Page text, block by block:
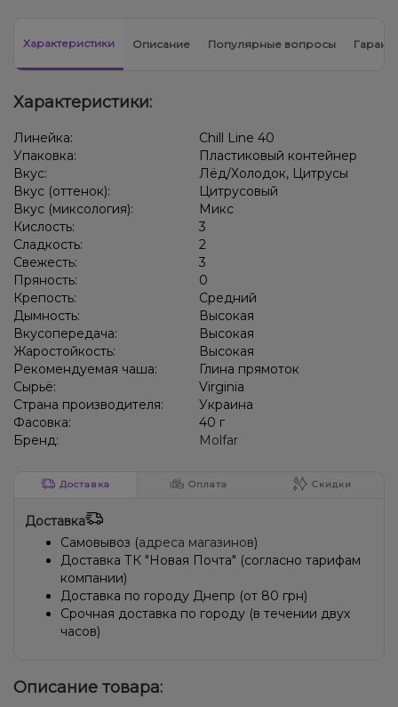
Характеристики Описание Популярные вопросы
Характеристики:
Линейка:
Chill Line 40
Упаковка:
Пластиковый контейнер
Вкус:
Лёд/Холодок, Цитрусы
Вкус (оттенок):
Цитрусовый
Вкус (миксология):
Микс
Кислость:
3
Сладкость:
2
Свежесть:
3
Пряность:
0
Крепость:
Средний
Дымность:
Высокая
Вкусопередача:
Высокая
Жаростойкость:
Высокая
Рекомендуемая чаша:
Глина прямоток
Сырьё:
Virginia
Страна производителя:
Украина
Фасовка:
40 г
Бренд:
Molfar
Доставка Оплата Скидки
Доставка
Самовывоз (адреса магазинов)
Доставка ТК "Новая Почта" (согласно тарифам
компании)
Доставка по городу Днепр (от 80 грн)
Срочная доставка по городу (в течении двух
часов)
Описание товара: